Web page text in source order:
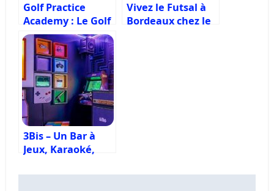
Golf Practice
Academy : Le Golf
accessible à tous
Vivez le Futsal à
Bordeaux chez le
3Bis – Un Bar à
Jeux, Karaoké,
Retrogaming à